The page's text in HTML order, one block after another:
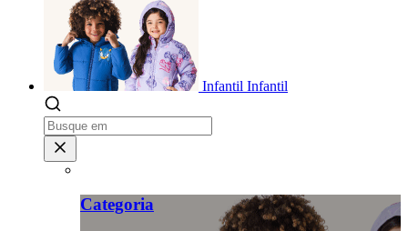
Infantil Infantil
Categoria